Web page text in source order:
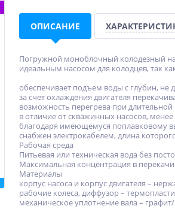
ОПИСАНИЕ
Погружной моноблочный колодезный
идеальным насосом для колодцев‚ так
обеспечивает подъем воды с глубин‚
за счет охлаждения двигателя
возможность перегрева при
в отличие от скважинных насосов‚
благодаря имеющемуся поплавковому
снабжен электрокабелем‚ длина
Рабочая среда
Питьевая или техническая вода без
Максимальная концентрация в
Материалы
корпус насоса и корпус двигателя –
рабочие колеса‚ диффузор –
механическое уплотнение вала –